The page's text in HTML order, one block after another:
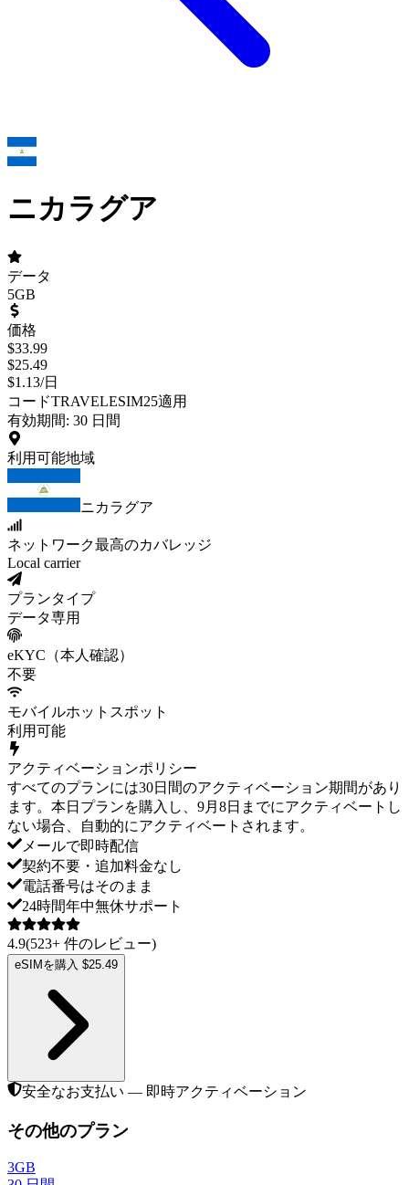
ニカラグア
データ
5GB
価格
$33.99
$25.49
$1.13/日
コードTRAVELESIM25適用
有効期間: 30 日間
利用可能地域
ニカラグア
ネットワーク最高のカバレッジ
Local carrier
プランタイプ
データ専用
eKYC（本人確認）
不要
モバイルホットスポット
利用可能
アクティベーションポリシー
すべてのプランには30日間のアクティベーション期間があり
ます。本日プランを購入し、9月8日までにアクティベートし
ない場合、自動的にアクティベートされます。
メールで即時配信
契約不要・追加料金なし
電話番号はそのまま
24時間年中無休サポート
4.9(523+ 件のレビュー)
eSIMを購入 $25.49
安全なお支払い — 即時アクティベーション
その他のプラン
3GB